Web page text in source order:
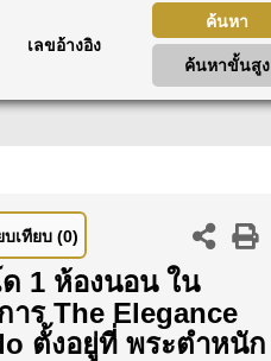
ค้นหา
ค้นหาขั้นสูง
บเทียบ (0)
1 ห้องนอน ใน
าร The Elegance
ตั้งอยู่ที่ พระตำหนัก